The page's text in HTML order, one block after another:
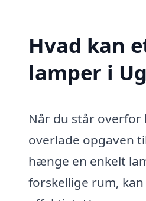
Hvad kan
lamper i
Når du står
overlade opgaven
hænge en enkelt
forskellige rum,